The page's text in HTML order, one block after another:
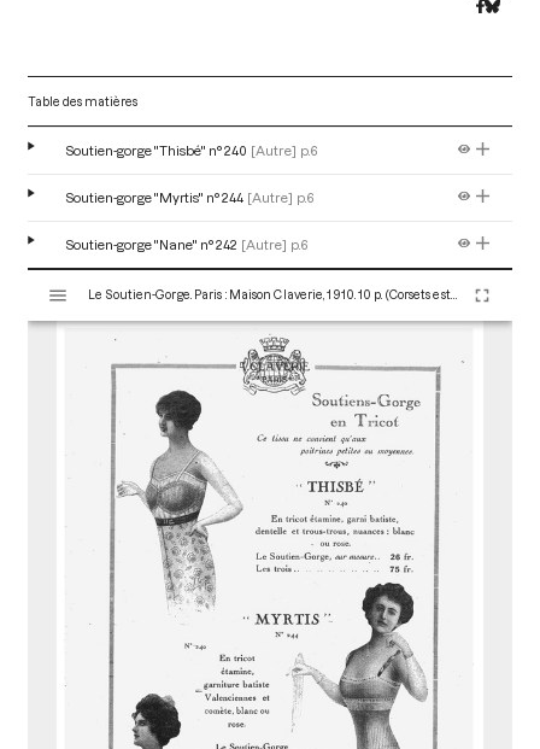
Table des matières
Soutien-gorge "Thisbé" n° 240 [Autre] p.6
Soutien-gorge "Myrtis" n° 244 [Autre] p.6
Soutien-gorge "Nane" n° 242 [Autre] p.6
s
Le Soutien-Gorge. Paris : Maison Claverie, 1910. 10 p. (Corsets esthétiques, ceintures et lingerie, 13)